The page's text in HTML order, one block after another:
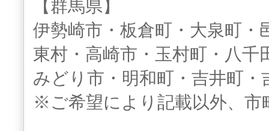
【群馬県】
伊勢崎市・板倉町・大泉町・
東村・高崎市・玉村町・八千
みどり市・明和町・吉井町・
※ご希望により記載以外、市